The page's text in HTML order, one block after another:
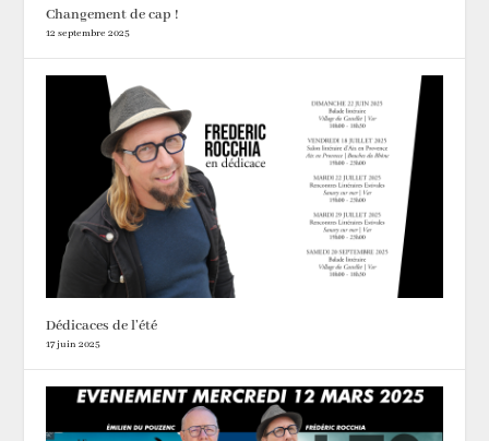
Changement de cap !
12 septembre 2025
Dédicaces de l’été
17 juin 2025